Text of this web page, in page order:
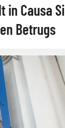
in Causa
Betrugs